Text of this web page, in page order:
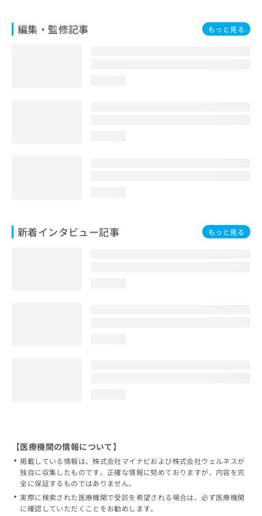
編集・監修記事 もっと見る
新着インタビュー記事 もっと見る
【医療機関の情報について】
掲載している情報は、株式会社マイナビおよび株式会社ウェルネスが
独自に収集したものです。正確な情報に努めておりますが、内容を完
全に保証するものではありません。
実際に検索された医療機関で受診を希望される場合は、必ず医療機関
に確認していただくことをお勧めします。